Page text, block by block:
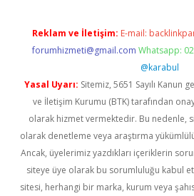
Reklam ve İletişim: E-mail:
forumhizmeti@gmail.com Whatsapp:
@karabul
Yasal Uyarı: Sitemiz, 5651 Sayılı Kanun
ve İletişim Kurumu (BTK) tarafından
olarak hizmet vermektedir. Bu nedenle,
olarak denetleme veya araştırma
Ancak, üyelerimiz yazdıkları içeriklerin
siteye üye olarak bu sorumluluğu kabul
sitesi, herhangi bir marka, kurum veya